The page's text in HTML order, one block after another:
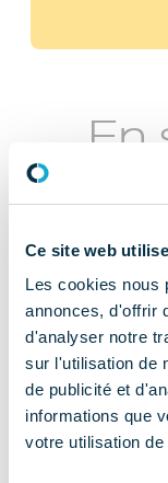
Ce site web
Les cookies nous
annonces, d'offrir
d'analyser notre
sur l'utilisation de
de publicité et
informations que
votre utilisation
En
NOS MISSIONS
Le